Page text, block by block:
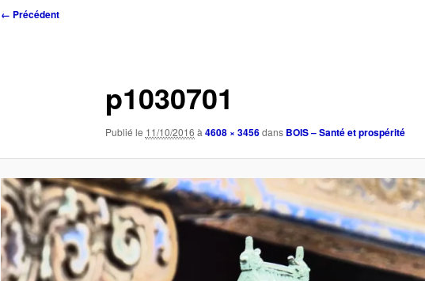
Navigation
← Précédent
p1030701
Publié le 11/10/2016 à 4608 × 3456dans BOIS – Santé et prospérité